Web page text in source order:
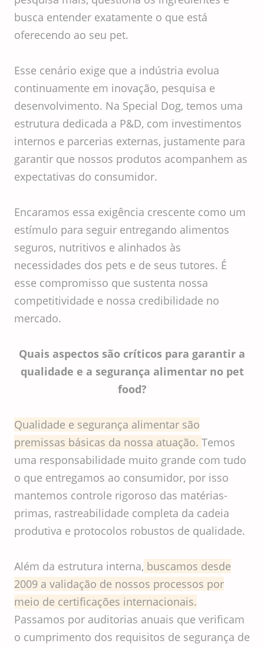
busca entender exatamente o que está
oferecendo ao seu pet.
Esse cenário exige que a indústria evolua
continuamente em inovação, pesquisa e
desenvolvimento. Na Special Dog, temos uma
estrutura dedicada a P&D, com investimentos
internos e parcerias externas, justamente para
garantir que nossos produtos acompanhem as
expectativas do consumidor.
Encaramos essa exigência crescente como um
estímulo para seguir entregando alimentos
seguros, nutritivos e alinhados às
necessidades dos pets e de seus tutores. É
esse compromisso que sustenta nossa
competitividade e nossa credibilidade no
mercado.
Quais aspectos são críticos para garantir a
qualidade e a segurança alimentar no pet
food?
Qualidade e segurança alimentar são
premissas básicas da nossa atuação. Temos
uma responsabilidade muito grande com tudo
o que entregamos ao consumidor, por isso
mantemos controle rigoroso das matérias-
primas, rastreabilidade completa da cadeia
produtiva e protocolos robustos de qualidade.
Além da estrutura interna, buscamos desde
2009 a validação de nossos processos por
meio de certificações internacionais.
Passamos por auditorias anuais que verificam
o cumprimento dos requisitos de segurança de